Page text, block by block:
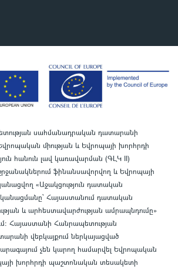
սահմանադրական դատարանի
միության և Եվրոպայի խորհրդի
հանուն լավ կառավարման (ԳԼԿ II)
ֆինանսավորվող և Եվրոպայի
«Աջակցություն դատական
Հայաստանում դատական
և արհեստավարժության ամրապնդումը»
: Հայաստանի Հանրապետության
վեբկայքում ներկայացված
չեն կարող համարվել Եվրոպական
խորհրդի պաշտոնական տեսակետի